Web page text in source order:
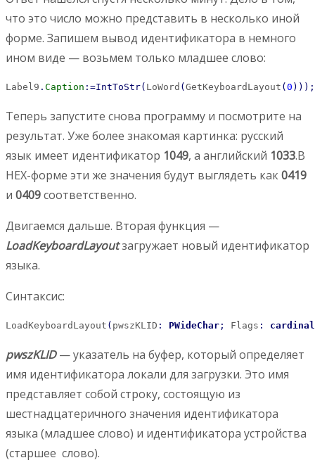
что это число можно представить в несколько иной
форме. Запишем вывод идентификатора в немного
ином виде — возьмем только младшее слово:
Label9 . Caption : =IntToStr( LoWord (GetKeyboardLayout (0 ) ) ) ;
Теперь запустите снова программу и посмотрите на
результат. Уже более знакомая картинка: русский
язык имеет идентификатор 1049, а английский 1033.В
HEX-форме эти же значения будут выглядеть как0419
и 0409соответственно.
Двигаемся дальше. Вторая функция —
LoadKeyboardLayoutзагружает новый идентификатор
языка.
Синтаксис:
LoadKeyboardLayout ( pwszKLID : PWideChar ; Flags : cardinal
pwszKLID— указатель на буфер, который определяет
имя идентификатора локали для загрузки. Это имя
представляет собой строку, состоящую из
шестнадцатеричного значения идентификатора
языка (младшее слово) и идентификатора устройства
(старшее слово).